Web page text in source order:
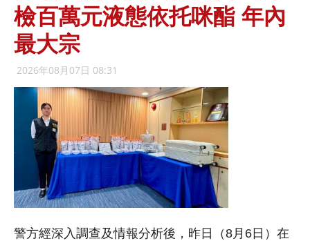
檢百萬元液態依托咪酯 年內
最大宗
2026年08月07日 08:31
警方經深入調查及情報分析後，昨日（8月6日）在